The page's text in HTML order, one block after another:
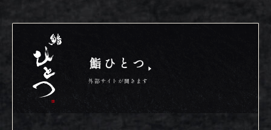
鮨ひとつ
外部サイトが開きます